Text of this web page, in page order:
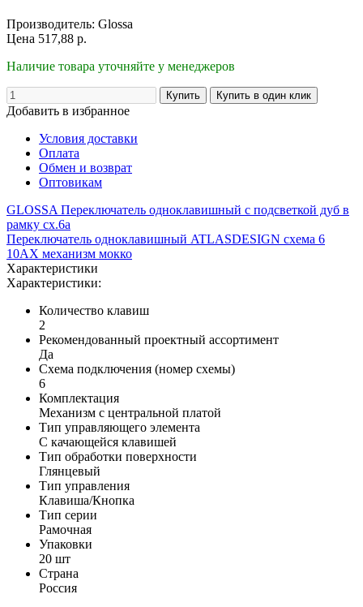
Производитель: Glossa
Цена 517,88 р.
Наличие товара уточняйте у менеджеров
Добавить в избранное
Условия доставки
Оплата
Обмен и возврат
Оптовикам
GLOSSA Переключатель одноклавишный с подсветкой дуб в
рамку сх.6а
Переключатель одноклавишный ATLASDESIGN схема 6
10АХ механизм мокко
Характеристики
Характеристики:
Количество клавиш
2
Рекомендованный проектный ассортимент
Да
Схема подключения (номер схемы)
6
Комплектация
Механизм с центральной платой
Тип управляющего элемента
С качающейся клавишей
Тип обработки поверхности
Глянцевый
Тип управления
Клавиша/Кнопка
Тип серии
Рамочная
Упаковки
20 шт
Страна
Россия